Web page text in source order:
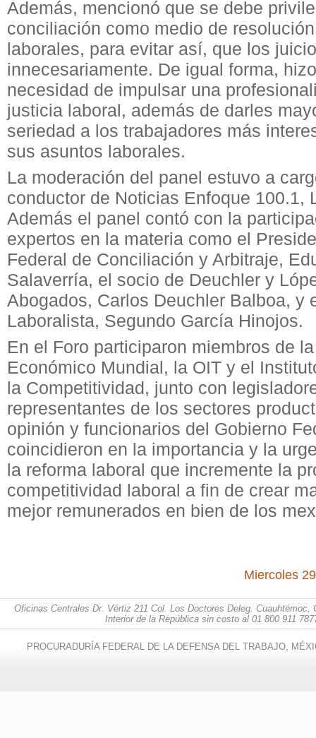
Además, mencionó que se debe
conciliación como medio de
laborales, para evitar así, que los
innecesariamente. De igual forma,
necesidad de impulsar una
justicia laboral, además de darles
seriedad a los trabajadores más
sus asuntos laborales.
La moderación del panel estuvo a
conductor de Noticias Enfoque 100.1,
Además el panel contó con la
expertos en la materia como el
Federal de Conciliación y Arbitraje,
Salaverría, el socio de Deuchler y
Abogados, Carlos Deuchler Balboa, y
Laboralista, Segundo García Hinojos.
En el Foro participaron miembros de
Económico Mundial, la OIT y el
la Competitividad, junto con
representantes de los sectores
opinión y funcionarios del Gobierno
coincidieron en la importancia y la
la reforma laboral que incremente la
competitividad laboral a fin de crear
mejor remunerados en bien de los
Miercoles
Oficinas Centrales Dr. Vértiz 211 Col. Los Doctores Deleg.
Interior de la República sin costo al 01 800 911
PROCURADURÍA FEDERAL DE LA DEFENSA DEL TRABAJO,